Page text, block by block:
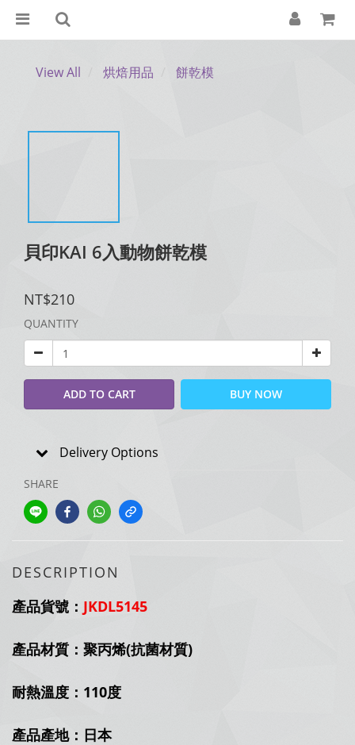
View All 烘焙用品 餅乾模
貝印KAI 6入動物餅乾模
NT$210
QUANTITY
ADD TO CART BUY NOW
Delivery Options
SHARE
DESCRIPTION
產品貨號： JKDL5145
產品材質：聚丙烯(抗菌材質)
耐熱溫度：110度
產品產地：日本